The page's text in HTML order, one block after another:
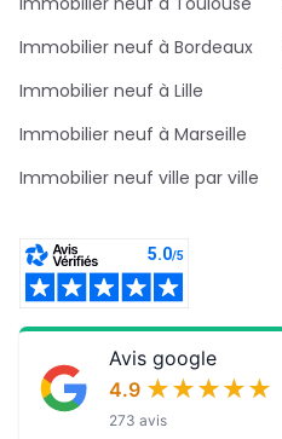
Immobilier neuf à Bordeaux
Immobilier neuf à Lille
Immobilier neuf à Marseille
Immobilier neuf ville par ville
Avis google
4.9 ★★★★★
★★★★★
273 avis